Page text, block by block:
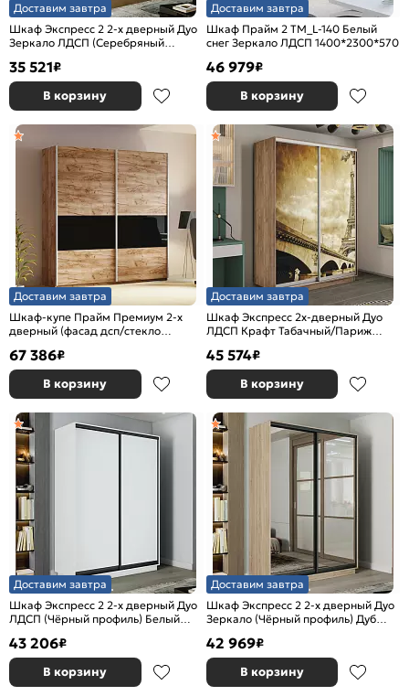
Доставим завтра
Шкаф Экспресс 2 2-х дверный Дуо
Зеркало ЛДСП (Серебряный
35 521₽
В корзину
Доставим завтра
Шкаф Прайм 2 TM_L-140 Белый
снег Зеркало ЛДСП 1400*2300*570
46 979₽
В корзину
Доставим завтра
Шкаф-купе Прайм Премиум 2-х
дверный (фасад дсп/стекло
Крафт Табачный
67 386₽
В корзину
Доставим завтра
Шкаф Экспресс 2х-дверный Дуо
ЛДСП Крафт Табачный/Париж
45 574₽
В корзину
Доставим завтра
Шкаф Экспресс 2 2-х дверный Дуо
ЛДСП (Чёрный профиль) Белый
43 206₽
В корзину
Доставим завтра
Шкаф Экспресс 2 2-х дверный Дуо
Зеркало (Чёрный профиль) Дуб
42 969₽
В корзину